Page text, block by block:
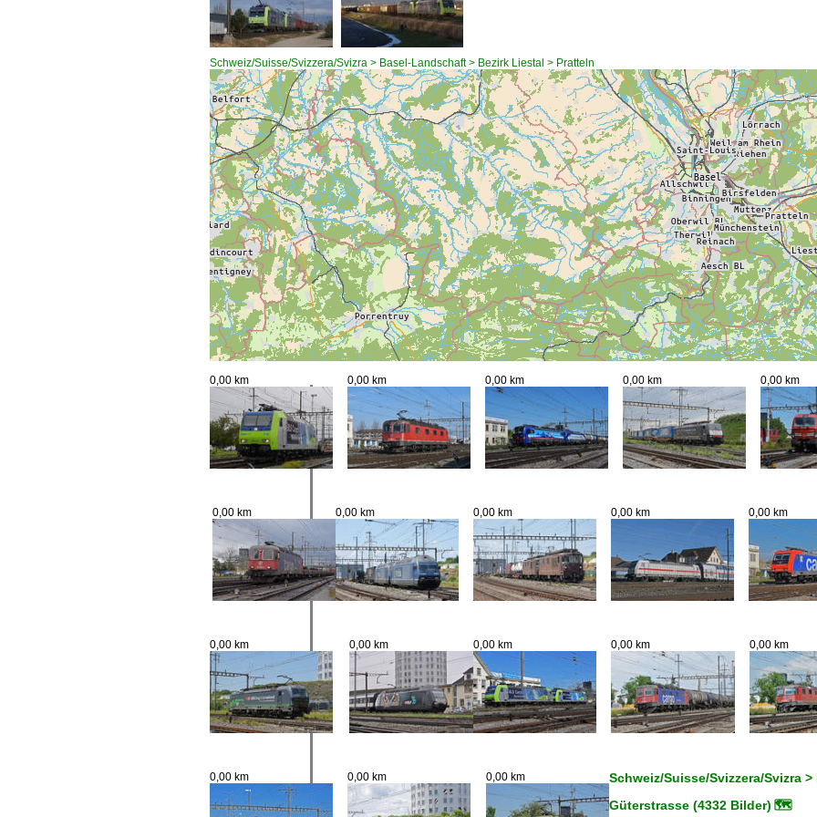
Schweiz/Suisse/Svizzera/Svizra > Basel-Landschaft > Bezirk Liestal > Pratteln
0,00 km 0,00 km 0,00 km 0,00 km 0,00 km
0,00 km 0,00 km 0,00 km 0,00 km 0,00 km
0,00 km 0,00 km 0,00 km 0,00 km 0,00 km
0,00 km 0,00 km 0,00 km
Schweiz/Suisse/Svizzera/Svizra
Güterstrasse (4332 Bilder) 🗺